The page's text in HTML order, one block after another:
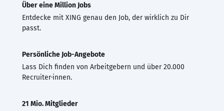
Über eine Million Jobs
Entdecke mit XING genau den Job, der wirklich zu Dir
passt.
Persönliche Job-Angebote
Lass Dich finden von Arbeitgebern und über 20.000
Recruiter·innen.
21 Mio. Mitglieder